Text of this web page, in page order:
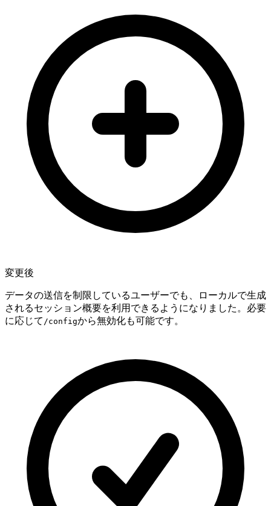
変更後
データの送信を制限しているユーザーでも、ローカルで生成
されるセッション概要を利用できるようになりました。必要
に応じて /configから無効化も可能です。